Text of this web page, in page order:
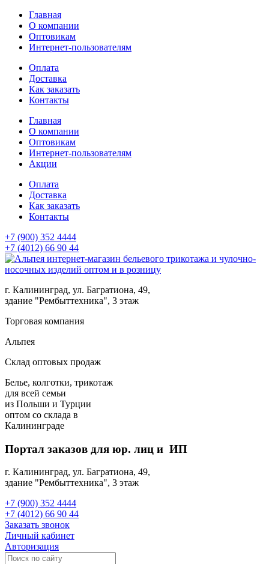
Главная
О компании
Оптовикам
Интернет-пользователям
Оплата
Доставка
Как заказать
Контакты
Главная
О компании
Оптовикам
Интернет-пользователям
Акции
Оплата
Доставка
Как заказать
Контакты
+7 (900) 352 4444
+7 (4012) 66 90 44
г. Калининград, ул. Багратиона, 49,
здание "Рембыттехника", 3 этаж
Торговая компания
Альпея
Склад оптовых продаж
Белье, колготки, трикотаж
для всей семьи
из Польши и Турции
оптом со склада в
Калининграде
Портал заказов для юр. лиц и ИП
г. Калининград, ул. Багратиона, 49,
здание "Рембыттехника", 3 этаж
+7 (900) 352 4444
+7 (4012) 66 90 44
Заказать звонок
Личный кабинет
Авторизация